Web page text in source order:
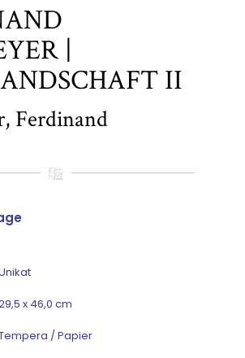
|
II
Ferdinand
x 46,0 cm
/ Papier